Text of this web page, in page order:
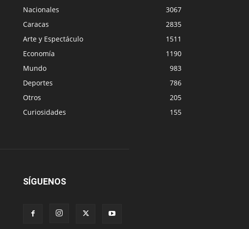
Nacionales
3067
Caracas
2835
Arte y Espectáculo
1511
Economía
1190
Mundo
983
Deportes
786
Otros
205
Curiosidades
155
SÍGUENOS